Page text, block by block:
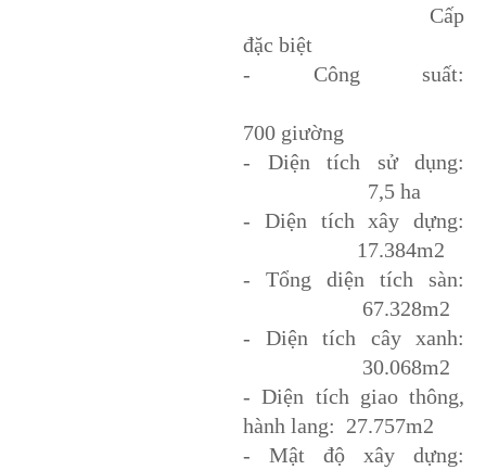
Cấp
đặc biệt
- Công suất:
700 giường
- Diện tích sử dụng:
7,5 ha
- Diện tích xây dựng:
17.384m2
- Tổng diện tích sàn:
67.328m2
- Diện tích cây xanh:
30.068m2
- Diện tích giao thông,
hành lang: 27.757m2
- Mật độ xây dựng: